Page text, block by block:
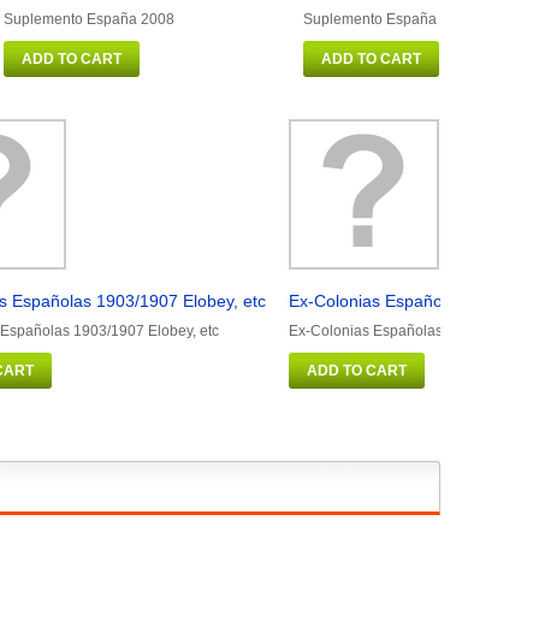
Suplemento España 2008
ADD TO CART
Suplemento España 2012
ADD TO CART
Españolas 1903/1907 Elobey, etc
1903/1907 Elobey, etc
Ex-Colonias Españolas 1916/
Ex-Colonias Españolas 1916/1948
ADD TO CART